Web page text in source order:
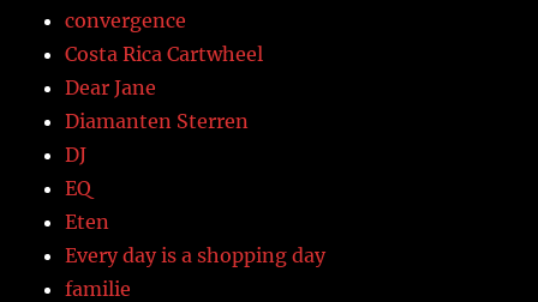
convergence
Costa Rica Cartwheel
Dear Jane
Diamanten Sterren
DJ
EQ
Eten
Every day is a shopping day
familie